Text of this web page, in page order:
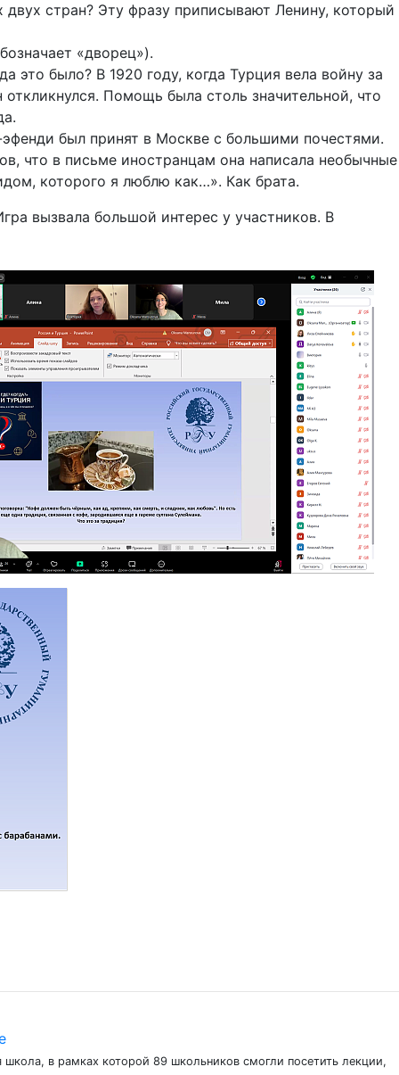
стран? Эту фразу приписывают Ленину, который
«дворец»).
было? В 1920 году, когда Турция вела войну за
Помощь была столь значительной, что
был принят в Москве с большими почестями.
что в письме иностранцам она написала необычные
которого я люблю как…». Как брата.
вызвала большой интерес у участников. В
в рамках которой 89 школьников смогли посетить лекции,